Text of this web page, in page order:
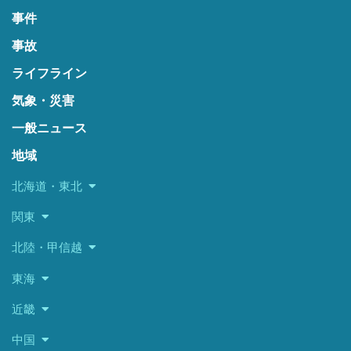
事件
事故
ライフライン
気象・災害
一般ニュース
地域
北海道・東北
関東
北陸・甲信越
東海
近畿
中国